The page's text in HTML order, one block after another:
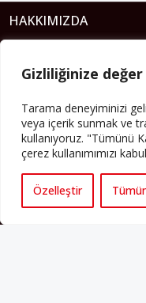
Gizliliğinize
Tarama deneyiminizi
veya içerik sunmak ve
kullanıyoruz. "Tümünü
çerez kullanımımızı
Özelleştir
HAKKIMIZDA
bulundukları ülkelerde
“aidiyet”, “İslam” ve
cemaatin oluşması, hem
de Müslümanlar için yeni
Yazının devamı
PERSPEKTIF’I